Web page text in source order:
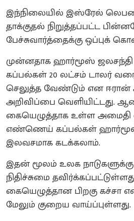
இந்நிலையில் இஸ்ரேல்
தாக்குதல் நிறுத்தப்பட்ட
பேச்சுவார்த்தைக்கு ஒப்புக்
முன்னதாக ஹார்மூஸ்
கப்பல்கள் 20 லட்சம் டாலர்
செலுத்த வேண்டும் என ஈரான்
அறிவிப்பை வெளியிட்டது.
கையெழுத்தாக உள்ள அமைதி
எண்ணெய் கப்பல்கள்
இலவசமாக கடக்கலாம்.
இதன் மூலம் உலக
நிதிச்சுமை
கையெழுத்தான பிறகு
மேலும் குறைய வாய்ப்புள்ளது.